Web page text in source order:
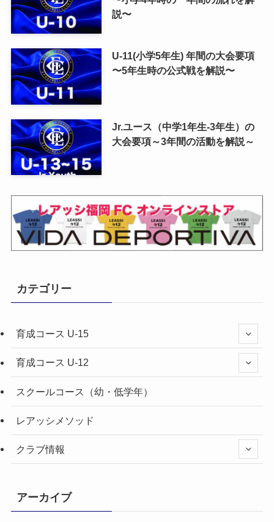
説〜
U-11(小学5年生) 年間の大会要項
〜5年生時の公式戦を解説〜
Jr.ユース（中学1年生-3年生）の
大会要項～3年間の活動を解説～
カテゴリー
育成コース U-15
育成コース U-12
スクールコース（幼・低学年）
レアッシメソッド
クラブ情報
アーカイブ